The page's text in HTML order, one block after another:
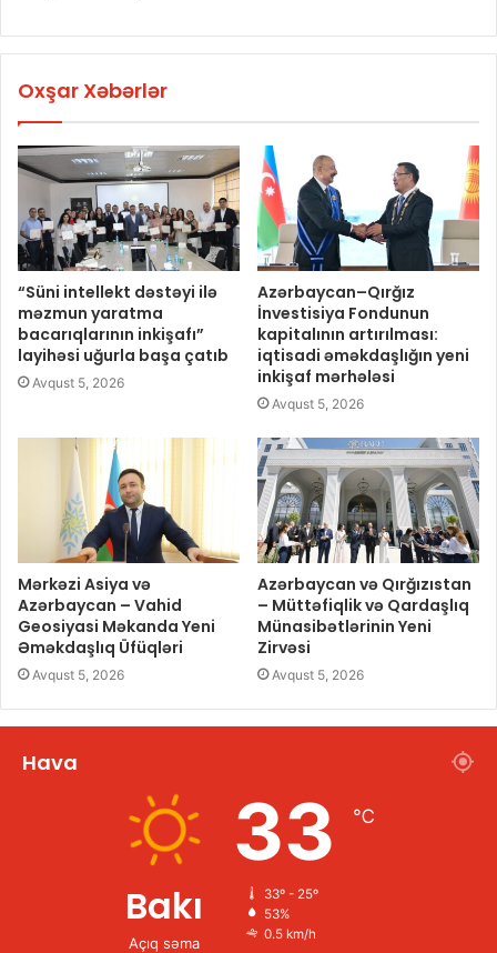
Oxşar Xəbərlər
“Süni intellekt dəstəyi ilə
məzmun yaratma
bacarıqlarının inkişafı”
layihəsi uğurla başa çatıb
Avqust 5, 2026
Azərbaycan–Qırğız
İnvestisiya Fondunun
kapitalının artırılması:
iqtisadi əməkdaşlığın yeni
inkişaf mərhələsi
Avqust 5, 2026
Mərkəzi Asiya və
Azərbaycan – Vahid
Geosiyasi Məkanda Yeni
Əməkdaşlıq Üfüqləri
Avqust 5, 2026
Azərbaycan və Qırğızıstan
– Müttəfiqlik və Qardaşlıq
Münasibətlərinin Yeni
Zirvəsi
Avqust 5, 2026
Hava
Bakı
Açıq səma
33 ℃
33º - 25º
53%
0.5 km/h